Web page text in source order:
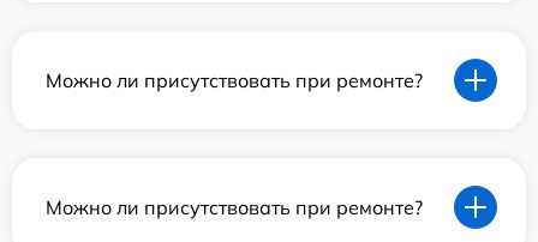
Можно ли присутствовать при ремонте?
Можно ли присутствовать при ремонте?